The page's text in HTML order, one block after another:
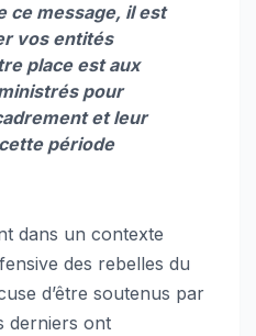
ce message, il est
vos entités
place est aux
pour
et leur
période
dans un contexte
des rebelles du
d’être soutenus par
derniers ont